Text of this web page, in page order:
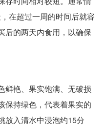
在超过一周的时间后就容
后的两天内食用，以确保
鲜艳、果实饱满、无破损
保持绿色，代表着果实的
放入清水中浸泡约15分